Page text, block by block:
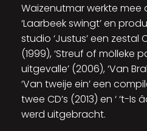
Waizenutmar werkte mee
‘Laarbeek swingt’ en
studio ‘Justus’ een zestal
(1999), ‘Streuf of mölleke
uitgevalle’ (2006), ‘Van
‘Van tweije ein’ een
twee CD’s (2013) en ‘ ‘t-Is
werd uitgebracht.